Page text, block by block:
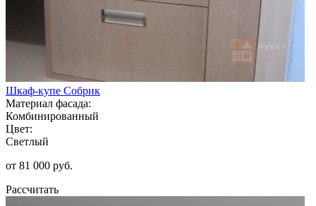
Шкаф-купе Собрик
Материал фасада:
Комбинированный
Цвет:
Светлый
от 81 000 руб.
Рассчитать